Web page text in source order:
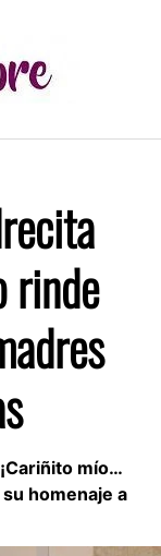
rinde
¡Cariñito mío…
homenaje a